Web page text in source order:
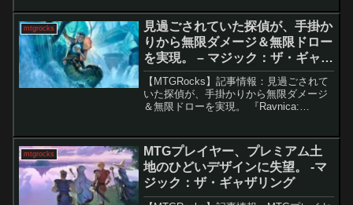
トに含まれるカードは、需要が高まると
急激に価格...
mtgrocks
見過ごされていた探偵が、手掛か
りから無限ダメージ＆無限ドロー
を実現。 – マジック：ザ・ギャザ
リング
【MTGRocks】記事情報：見過ごされて
いた探偵が、手掛かりから無限ダメージ
＆無限ドローを実現。 『Ravnica:
度が高くなか...
mtgrocks
MTGプレイヤー、プレミアム土
地のひどいデザインに失望。 -マ
ジック：ザ・ギャザリング